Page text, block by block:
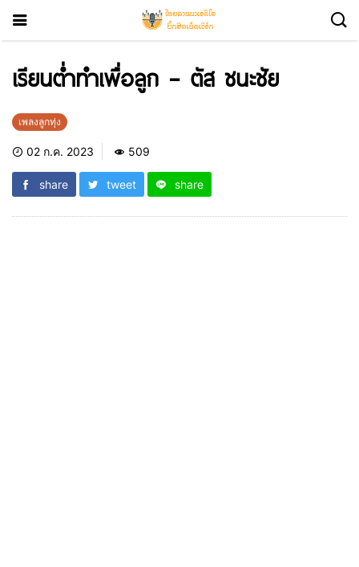
เรียนต่ำทำเพื่อลูก – ตัส ชนะชัย
เพลงลูกทุ่ง
02 ก.ค. 2023 509
share tweet share